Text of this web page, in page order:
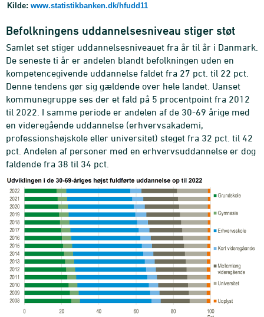
Kilde: www.statistikbanken.dk/hfudd11
Befolkningens uddannelsesniveau stiger støt
Samlet set stiger uddannelsesniveauet fra år til år i Danmark.
De seneste ti år er andelen blandt befolkningen uden en
kompetencegivende uddannelse faldet fra 27 pct. til 22 pct.
Denne tendens gør sig gældende over hele landet. Uanset
kommunegruppe ses der et fald på 5 procentpoint fra 2012
til 2022. I samme periode er andelen af de 30-69 årige med
en videregående uddannelse (erhvervsakademi,
professionshøjskole eller universitet) steget fra 32 pct. til 42
pct. Andelen af personer med en erhvervsuddannelse er dog
faldende fra 38 til 34 pct.